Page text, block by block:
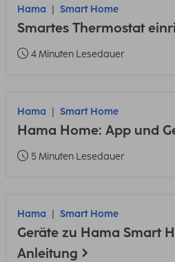
Hama Smart Home
Smartes Thermostat
4 Minuten Lesedauer
Hama Smart Home
Hama Home: App und
5 Minuten Lesedauer
Hama Smart Home
Geräte zu Hama Smart
Anleitung